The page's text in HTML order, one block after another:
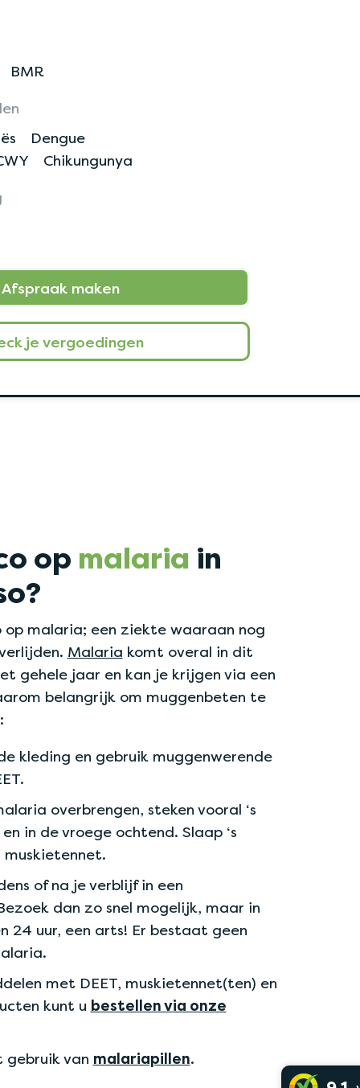
BMR
Dengue
Chikungunya
Afspraak maken
je vergoedingen
op malaria in
op malaria; een ziekte waaraan nog
Malaria komt overal in dit
gehele jaar en kan je krijgen via een
belangrijk om muggenbeten te
kleding en gebruik muggenwerende
overbrengen, steken vooral ‘s
in de vroege ochtend. Slaap ‘s
muskietennet.
of na je verblijf in een
dan zo snel mogelijk, maar in
24 uur, een arts! Er bestaat geen
met DEET, muskietennet(ten) en
kunt u bestellen via onze
gebruik van malariapillen.